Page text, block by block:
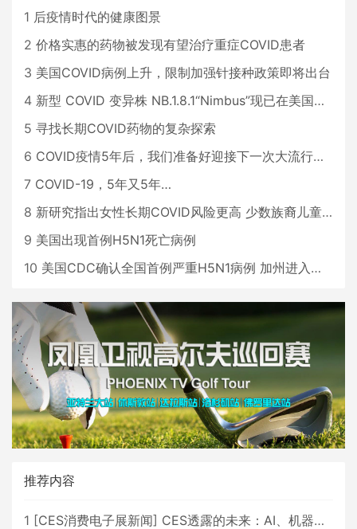
1 后疫情时代的健康图景
2 价格实惠的药物被发现有望治疗重症COVID患者
3 美国COVID病例上升，限制加强针接种政策即将出台
4 新型 COVID 变异株 NB.1.8.1“Nimbus”现已在美国占据主导地位
5 寻找长期COVID药物的复杂探索
6 COVID疫情5年后，我们准备好迎接下一次大流行了吗？
7 COVID-19，5年又5年…
8 新研究指出女性长期COVID风险更高 少数族裔儿童存在差异
9 美国出现首例H5N1死亡病例
10 美国CDC确认全国首例严重H5N1病例 加州进入紧急状态
推荐内容
1 [CES消费电子展新闻] CES透露的未来：AI、机器人与智能生活大爆发